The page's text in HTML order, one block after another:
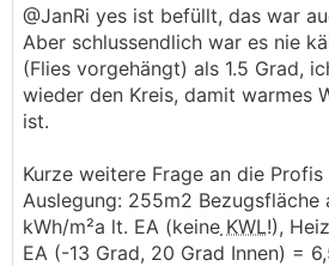
@JanRi yes ist befüllt, das war
Aber schlussendlich war es nie
(Flies vorgehängt) als 1.5 Grad,
wieder den Kreis, damit warmes
ist.
Kurze weitere Frage an die Profis
Auslegung: 255m2 Bezugsfläche
kWh/m²a lt. EA (keine KWL!),
EA (-13 Grad, 20 Grad Innen) =